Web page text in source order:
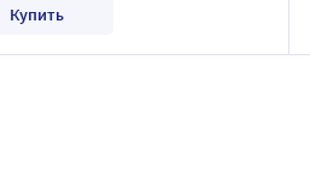
Купить